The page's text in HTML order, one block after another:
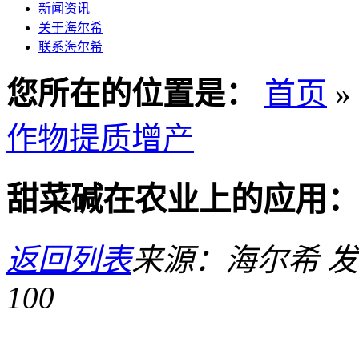
新闻资讯
关于海尔希
联系海尔希
您所在的位置是： 首页 »
作物提质增产
甜菜碱在农业上的应用
返回列表来源：海尔希
100